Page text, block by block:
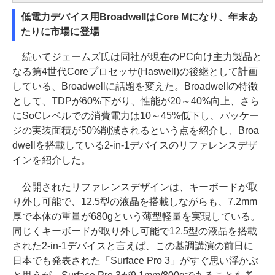
低電力デバイス用BroadwellはCore Mになり、年末あ
たりに市場に登場
続いてジェームズ氏は同社が現在のPC向け主力製品と
なる第4世代Coreプロセッサ(Haswell)の後継として計画
している、Broadwellに話題を変えた。Broadwellの特徴
として、TDPが60%下がり、性能が20～40%向上、さら
にSoCレベルでの消費電力は10～45%低下し、パッケー
ジの実装面積が50%削減されるという点を紹介し、Broa
dwellを搭載している2-in-1デバイスのリファレンスデザ
インを紹介した。
公開されたリファレンスデザインは、キーボードが取
り外し可能で、12.5型の液晶を搭載しながらも、7.2mm
厚で本体の重量が680gという薄型軽量を実現している。
同じくキーボードが取り外し可能で12.5型の液晶を搭載
された2-in-1デバイスと言えば、この基調講演の前日に
日本でも発表された「Surface Pro 3」がすぐ思い浮かぶ